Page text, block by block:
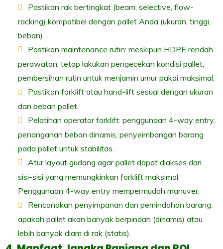
Pastikan rak bertingkat (beam, selective, flow-
racking) kompatibel dengan pallet Anda (ukuran, tinggi,
beban).
Pastikan maintenance rutin: meskipun HDPE rendah
perawatan, tetap lakukan pengecekan kondisi pallet,
pembersihan rutin untuk menjamin umur pakai maksimal.
Pastikan forklift atau hand-lift sesuai dengan ukuran
dan beban pallet.
Pelatihan operator forklift: penggunaan 4-way entry,
penanganan beban dinamis, penyeimbangan barang
pada pallet untuk stabilitas.
Atur layout gudang agar pallet dapat diakses dari
sisi-sisi yang memungkinkan forklift maksimal.
Penggunaan 4-way entry mempermudah manuver.
Rencanakan penyimpanan dan pemindahan barang:
apakah pallet akan banyak berpindah (dinamis) atau
lebih banyak diam di rak (statis).